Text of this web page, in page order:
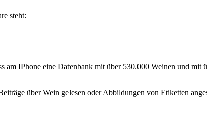
steht:
am IPhone eine Datenbank mit über 530.000 Weinen und
über Wein gelesen oder Abbildungen von Etiketten